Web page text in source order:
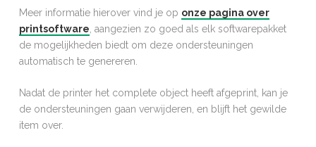
Meer informatie hierover vind je op onze pagina over
printsoftware , aangezien zo goed als elk softwarepakket
de mogelijkheden biedt om deze ondersteuningen
automatisch te genereren.
Nadat de printer het complete object heeft afgeprint, kan je
de ondersteuningen gaan verwijderen, en blijft het gewilde
item over.